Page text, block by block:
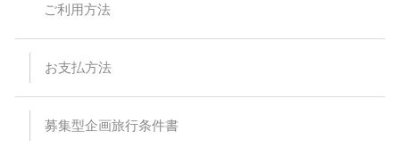
ご利用方法
お支払方法
募集型企画旅行条件書